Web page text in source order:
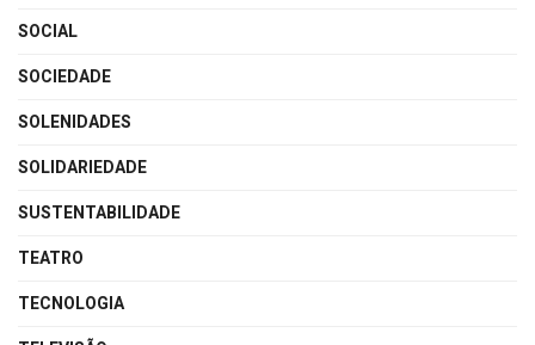
SOCIAL
SOCIEDADE
SOLENIDADES
SOLIDARIEDADE
SUSTENTABILIDADE
TEATRO
TECNOLOGIA